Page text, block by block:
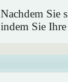
Nachdem Sie
indem Sie